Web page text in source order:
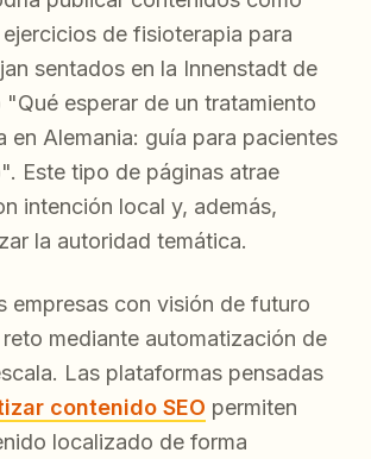
de fisioterapia para
sentados en la Innenstadt de
esperar de un tratamiento
en Alemania: guía para pacientes
Este tipo de páginas atrae
intención local y, además,
la autoridad temática.
empresas con visión de futuro
mediante automatización de
Las plataformas pensadas
contenido SEO permiten
localizado de forma